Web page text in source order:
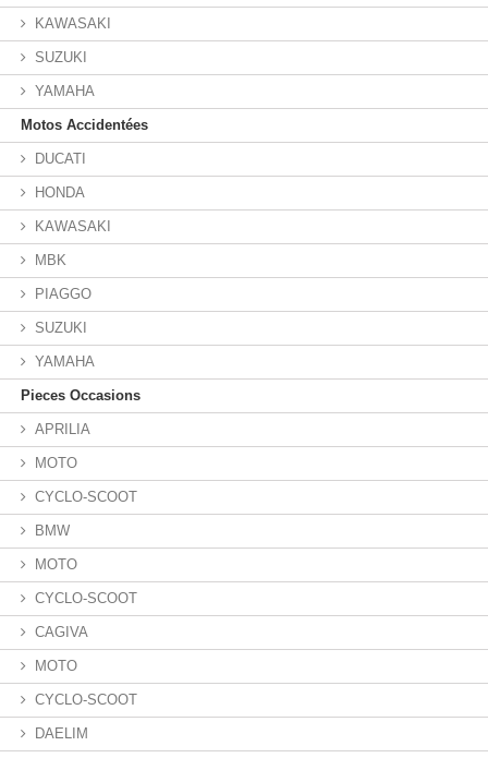
KAWASAKI
SUZUKI
YAMAHA
Motos Accidentées
DUCATI
HONDA
KAWASAKI
MBK
PIAGGO
SUZUKI
YAMAHA
Pieces Occasions
APRILIA
MOTO
CYCLO-SCOOT
BMW
MOTO
CYCLO-SCOOT
CAGIVA
MOTO
CYCLO-SCOOT
DAELIM